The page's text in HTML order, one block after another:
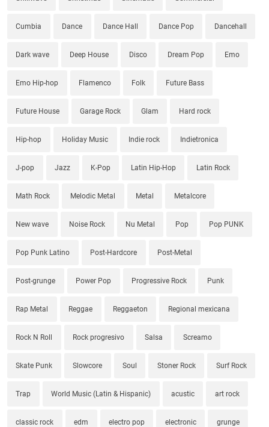
Cumbia Dance Dance Hall Dance Pop Dancehall
Dark wave Deep House Disco Dream Pop Emo
Emo Hip-hop Flamenco Folk Future Bass
Future House Garage Rock Glam Hard rock
Hip-hop Holiday Music Indie rock Indietronica
J-pop Jazz K-Pop Latin Hip-Hop Latin Rock
Math Rock Melodic Metal Metal Metalcore
New wave Noise Rock Nu Metal Pop Pop PUNK
Pop Punk Latino Post-Hardcore Post-Metal
Post-grunge Power Pop Progressive Rock Punk
Rap Metal Reggae Reggaeton Regional mexicana
Rock N Roll Rock progresivo Salsa Screamo
Skate Punk Slowcore Soul Stoner Rock Surf Rock
Trap World Music (Latin & Hispanic) acustic art rock
classic rock edm electro pop electronic grunge